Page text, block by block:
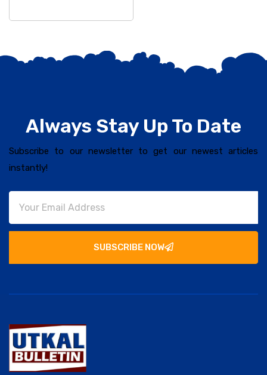
Always Stay Up To Date
Subscribe to our newsletter to get our newest articles
instantly!
SUBSCRIBE NOW